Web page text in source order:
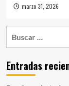
marzo 31, 2026
Entradas